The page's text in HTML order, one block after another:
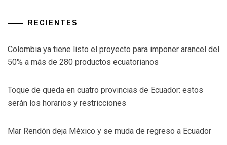
RECIENTES
Colombia ya tiene listo el proyecto para imponer arancel del
50% a más de 280 productos ecuatorianos
Toque de queda en cuatro provincias de Ecuador: estos
serán los horarios y restricciones
Mar Rendón deja México y se muda de regreso a Ecuador